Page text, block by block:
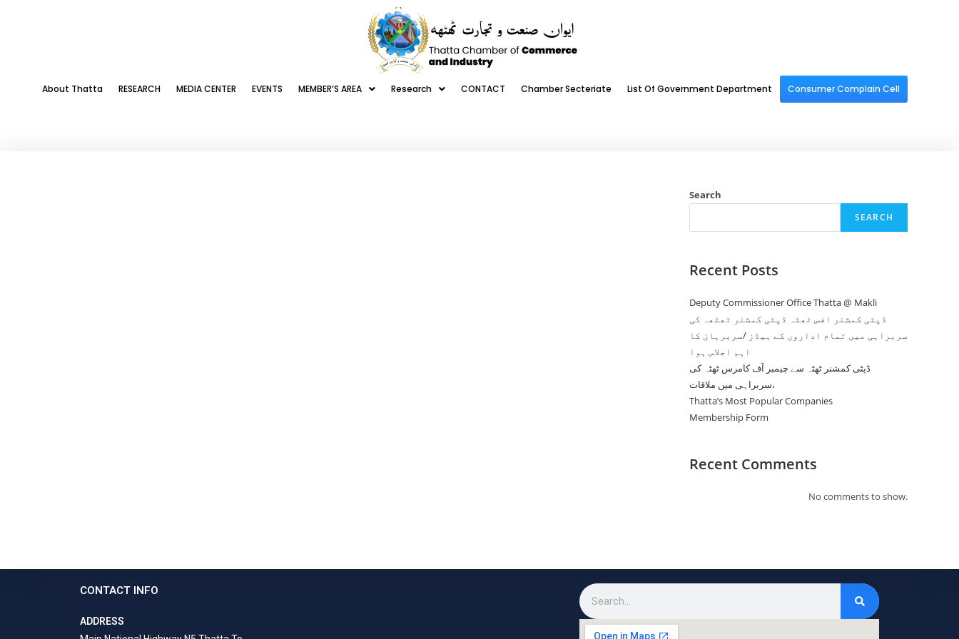
About Thatta RESEARCH MEDIA CENTER EVENTS MEMBER’S AREA Research CONTACT Chamber Secteriate List Of Government Department Consumer Complain Cell
Search
SEARCH
Recent Posts
Deputy Commissioner Office Thatta @ Makli
ڈپٹی کمشنر افس ٹھٹہ ڈپٹی کمشنر ٹھٹھہ کی
سربراہی میں تمام اداروں کے ہیڈز /سربرہان کا
اہم اجلاس ہوا
ڈپٹی کمشنر ٹھٹہ سے چیمبر آف کامرس ٹھٹہ کی
سربراہی میں ملاقات،
Thatta’s Most Popular Companies
Membership Form
Recent Comments
No comments to show.
CONTACT INFO
ADDRESS